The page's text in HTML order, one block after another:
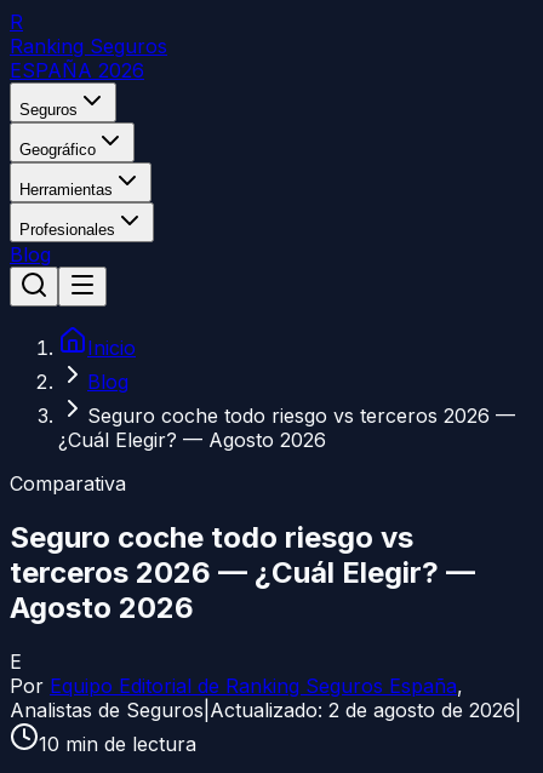
R
Ranking Seguros
ESPAÑA 2026
Seguros
Geográfico
Herramientas
Profesionales
Blog
Inicio
Blog
Seguro coche todo riesgo vs terceros 2026 —
¿Cuál Elegir? — Agosto 2026
Comparativa
Seguro coche todo riesgo vs
terceros 2026 — ¿Cuál Elegir? —
Agosto 2026
E
Por Equipo Editorial de Ranking Seguros España,
Analistas de Seguros Actualizado: 2 de agosto de 2026
10 min de lectura